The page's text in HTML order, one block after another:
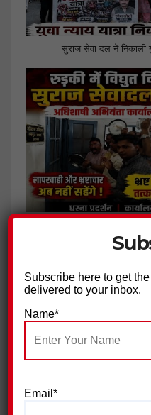
सुराज सेवा दल ने निकाली
पिरान कलियर में 23 मोहर्रम के
Subscribe here to get
delivered to your inbox.
Name*
Email*